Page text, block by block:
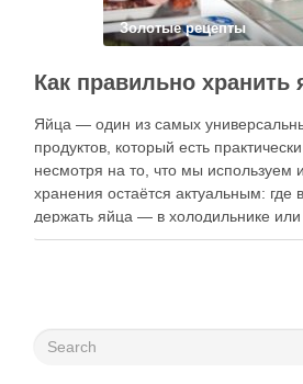
Золотые рецепты
Яйца — один из самых
продуктов, который есть
несмотря на то, что мы используем
хранения остаётся актуальным: где
держать яйца — в холодильнике
зависит от нескольких факторов,